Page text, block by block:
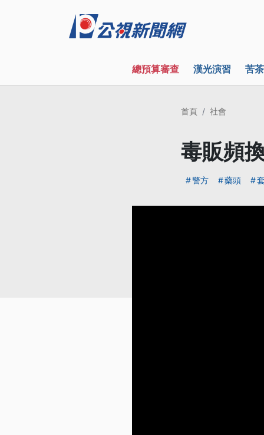
總預算審查 漢光演習 苦
首頁 社會
毒販頻
警方 藥頭